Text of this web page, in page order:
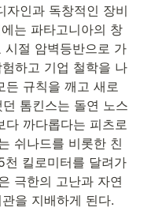
자인과 독창적인 장비
는 파타고니아의 창
시절 암벽등반으로 가
하고 기업 철학을 나
든 규칙을 깨고 새로
톰킨스는 돌연 노스
다 까다롭다는 피츠로
쉬나드를 비롯한 친
킬로미터를 달려가
극한의 고난과 자연
을 지배하게 된다.